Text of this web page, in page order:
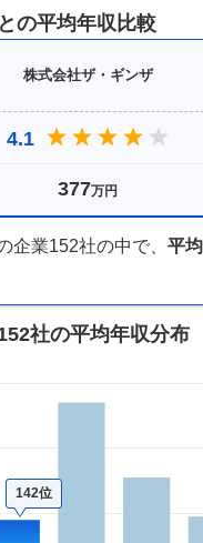
の平均年収比較
株式会社ザ・ギンザ
4.1
377万円
企業152社の中で、 平
社の平均年収分布
142位